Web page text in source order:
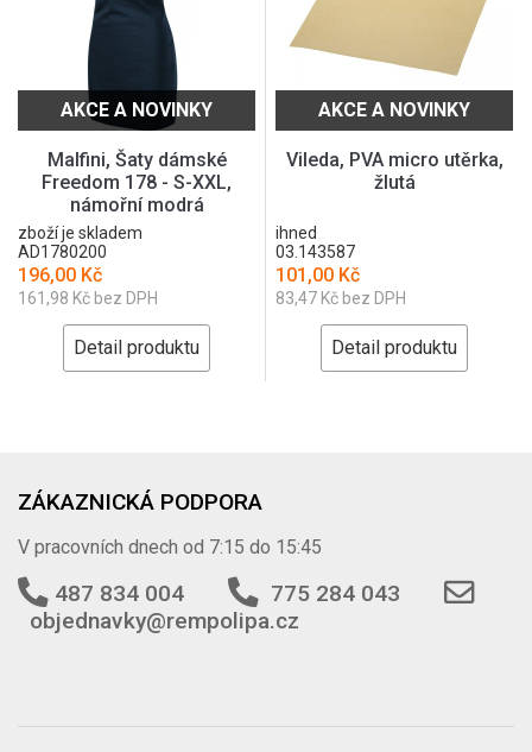
AKCE A NOVINKY
Malfini, Šaty dámské
Freedom 178 - S-XXL,
námořní modrá
zboží je skladem
AD1780200
196,00 Kč
161,98 Kč bez DPH
Detail produktu
AKCE A NOVINKY
Vileda, PVA micro utěrka,
žlutá
ihned
03.143587
101,00 Kč
83,47 Kč bez DPH
Detail produktu
ZÁKAZNICKÁ PODPORA
V pracovních dnech od 7:15 do 15:45
487 834 004
775 284 043
objednavky@rempolipa.cz